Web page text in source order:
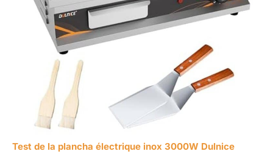
Test de la plancha électrique inox 3000W Dulnice